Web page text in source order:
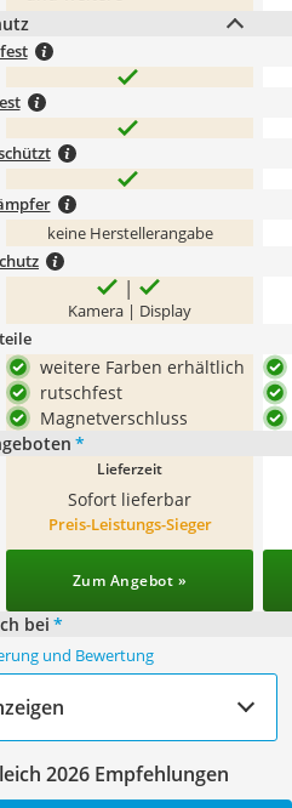
keine Herstellerangabe
Kamera | Display
weitere Farben erhältlich
rutschfest
Magnetverschluss
*
Lieferzeit
Sofort lieferbar
Preis-Leistungs-Sieger
Zum Angebot »
bei *
und Bewertung
2026 Empfehlungen